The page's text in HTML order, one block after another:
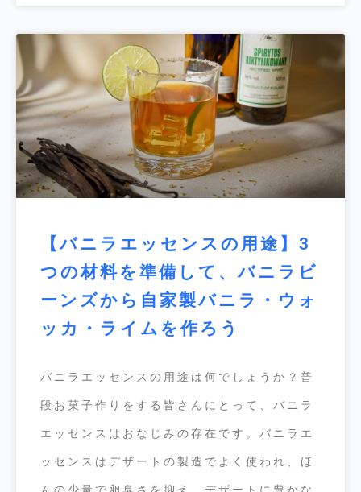
【バニラエッセンスの用途】3
つの材料を準備して、バニラビ
ーンズから自家製バニラ・ウォ
ッカ・ライムを作ろう
バニラエッセンスの用途は何でしょうか？普
段お菓子作りをする皆さんにとって、バニラ
エッセンスはおなじみの存在です。バニラエ
ッセンスはデザートの製造でよく使われ、ほ